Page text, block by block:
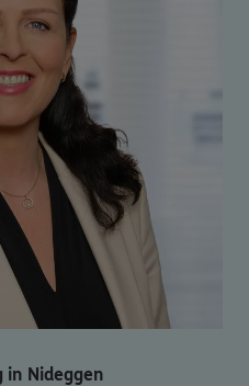
in Nideggen